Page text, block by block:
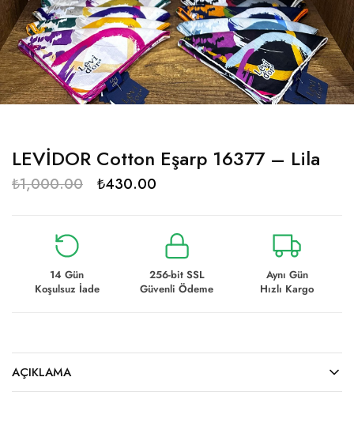
LEVİDOR Cotton Eşarp 16377 – Lila
₺1,000.00 ₺430.00
14 Gün
Koşulsuz İade
256-bit SSL
Güvenli Ödeme
Aynı Gün
Hızlı Kargo
AÇIKLAMA